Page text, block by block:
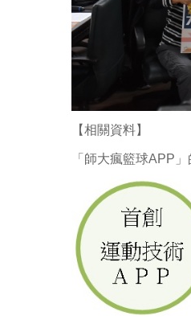
【相關資料】
「師大瘋籃球APP